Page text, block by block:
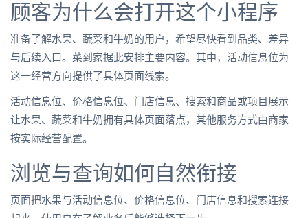
顾客为什么会打开这个小程序
准备了解水果、蔬菜和牛奶的用户，希望尽快看到品类、差异
与后续入口。菜到家据此安排主要内容。其中，活动信息位为
这一经营方向提供了具体页面线索。
活动信息位、价格信息位、门店信息、搜索和商品或项目展示
让水果、蔬菜和牛奶拥有具体页面落点，其他服务方式由商家
按实际经营配置。
浏览与查询如何自然衔接
页面把水果与活动信息位、价格信息位、门店信息和搜索连接